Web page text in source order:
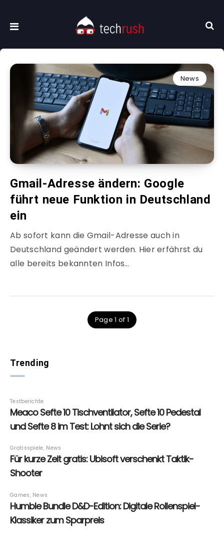
News
Gmail-Adresse ändern: Google
führt neue Funktion in Deutschland
ein
Ab sofort kann die Gmail-Adresse auch in
Deutschland geändert werden. Hier erfährst du
alle bereits bekannten Infos…
Page 1 of 1
Trending